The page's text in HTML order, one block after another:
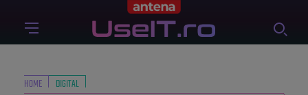
HOME
DIGITAL